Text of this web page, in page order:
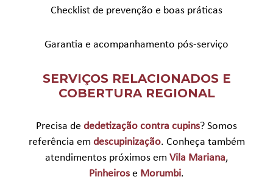
Checklist de prevenção e boas práticas
Garantia e acompanhamento pós-serviço
SERVIÇOS RELACIONADOS E
COBERTURA REGIONAL
Precisa de dedetização contra cupins? Somos
referência em descupinização. Conheça também
atendimentos próximos em Vila Mariana,
Pinheiros e Morumbi.